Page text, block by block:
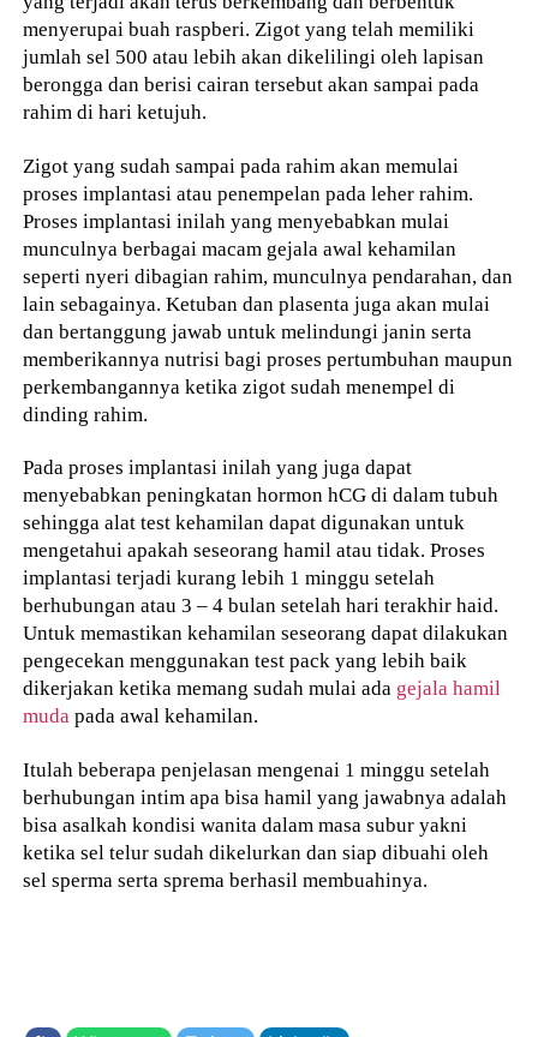
menyerupai buah raspberi. Zigot yang telah memiliki
jumlah sel 500 atau lebih akan dikelilingi oleh lapisan
berongga dan berisi cairan tersebut akan sampai pada
rahim di hari ketujuh.
Zigot yang sudah sampai pada rahim akan memulai
proses implantasi atau penempelan pada leher rahim.
Proses implantasi inilah yang menyebabkan mulai
munculnya berbagai macam gejala awal kehamilan
seperti nyeri dibagian rahim, munculnya pendarahan, dan
lain sebagainya. Ketuban dan plasenta juga akan mulai
dan bertanggung jawab untuk melindungi janin serta
memberikannya nutrisi bagi proses pertumbuhan maupun
perkembangannya ketika zigot sudah menempel di
dinding rahim.
Pada proses implantasi inilah yang juga dapat
menyebabkan peningkatan hormon hCG di dalam tubuh
sehingga alat test kehamilan dapat digunakan untuk
mengetahui apakah seseorang hamil atau tidak. Proses
implantasi terjadi kurang lebih 1 minggu setelah
berhubungan atau 3 – 4 bulan setelah hari terakhir haid.
Untuk memastikan kehamilan seseorang dapat dilakukan
pengecekan menggunakan test pack yang lebih baik
dikerjakan ketika memang sudah mulai ada gejala hamil
muda pada awal kehamilan.
Itulah beberapa penjelasan mengenai 1 minggu setelah
berhubungan intim apa bisa hamil yang jawabnya adalah
bisa asalkah kondisi wanita dalam masa subur yakni
ketika sel telur sudah dikelurkan dan siap dibuahi oleh
sel sperma serta sprema berhasil membuahinya.